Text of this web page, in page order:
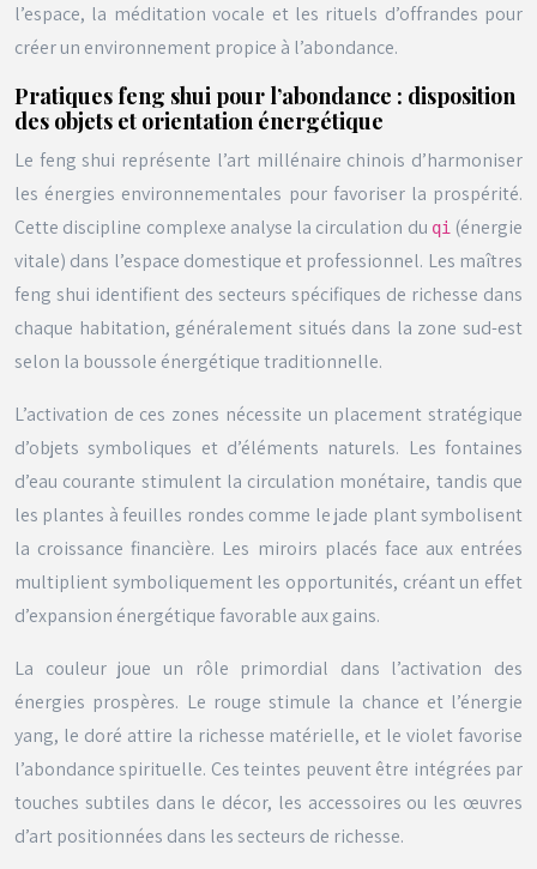
l’espace, la méditation vocale et les rituels d’offrandes pour
créer un environnement propice à l’abondance.
Pratiques feng shui pour l’abondance : disposition
des objets et orientation énergétique
Le feng shui représente l’art millénaire chinois d’harmoniser
les énergies environnementales pour favoriser la prospérité.
Cette discipline complexe analyse la circulation du qi(énergie
vitale) dans l’espace domestique et professionnel. Les maîtres
feng shui identifient des secteurs spécifiques de richesse dans
chaque habitation, généralement situés dans la zone sud-est
selon la boussole énergétique traditionnelle.
L’activation de ces zones nécessite un placement stratégique
d’objets symboliques et d’éléments naturels. Les fontaines
d’eau courante stimulent la circulation monétaire, tandis que
les plantes à feuilles rondes comme lejade plantsymbolisent
la croissance financière. Les miroirs placés face aux entrées
multiplient symboliquement les opportunités, créant un effet
d’expansion énergétique favorable aux gains.
La couleur joue un rôle primordial dans l’activation des
énergies prospères. Le rouge stimule la chance et l’énergie
yang, le doré attire la richesse matérielle, et le violet favorise
l’abondance spirituelle. Ces teintes peuvent être intégrées par
touches subtiles dans le décor, les accessoires ou les œuvres
d’art positionnées dans les secteurs de richesse.